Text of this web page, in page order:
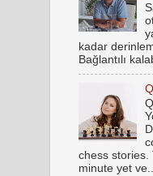
kadar
Bağlantılı
chess stories.
minute yet